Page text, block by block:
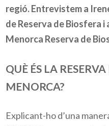
regió. Entrevistem a
de Reserva de Biosfera
Menorca Reserva de
QUÈ ÉS LA
MENORCA?
Explicant-ho d’una